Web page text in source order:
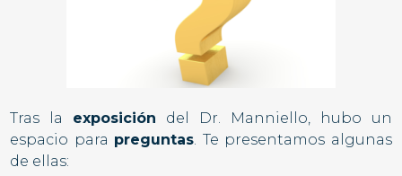
Tras la exposición del Dr. Manniello, hubo un
espacio para preguntas . Te presentamos algunas
de ellas: